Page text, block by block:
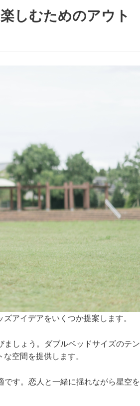
しむためのアウト
アイデアをいくつか提案します。
しょう。ダブルベッドサイズのテン
空間を提供します。
す。恋人と一緒に揺れながら星空を